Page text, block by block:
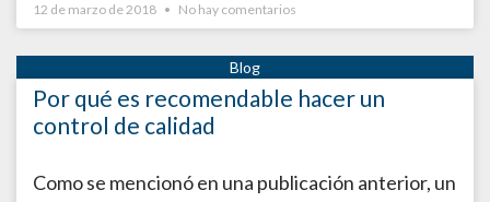
12 de marzo de 2018
No hay comentarios
Por qué es recomendable hacer un
control de calidad
Como se mencionó en una publicación anterior, un